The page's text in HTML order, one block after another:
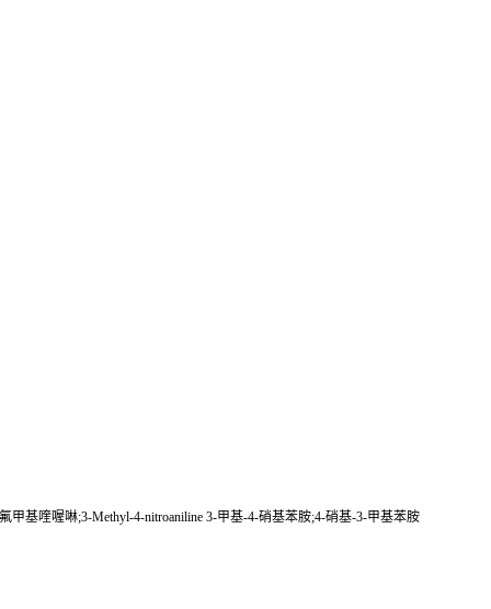
基喹喔啉;3-Methyl-4-nitroaniline 3-甲基-4-硝基苯胺;4-硝基-3-甲基苯胺